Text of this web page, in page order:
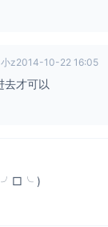
小z2014-10-22 16:05
去才可以
( ╯□╰ )